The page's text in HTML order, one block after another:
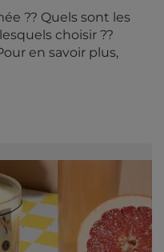
?? Quels sont les
choisir ??
en savoir plus,